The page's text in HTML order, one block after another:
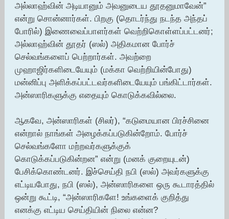
அல்லாஹ்வின் அடியானும் அவனுடைய தூதனுமாவேன்”
என்று சொன்னார்கள். பிறகு (தொடர்ந்து நடந்த அந்தப்
போரில்) இணைவைப்பாளர்கள் வெற்றிகொள்ளப்பட்டனர்;
அல்லாஹ்வின் தூதர் (ஸல்) அதிகமான போர்ச்
செல்வங்களைப் பெற்றார்கள். அவற்றை
முஹாஜிர்களிடையேயும் (மக்கா வெற்றியின்போது)
மன்னிப்பு அளிக்கப்பட்டவர்களிடையேயும் பங்கிட்டார்கள்.
அன்ஸாரிகளுக்கு எதையும் கொடுக்கவில்லை.
ஆகவே, அன்ஸாரிகள் (சிலர்), “கடுமையான பிரச்சினை
என்றால் நாங்கள் அழைக்கப்படுகின்றோம். போர்ச்
செல்வங்களோ மற்றவர்களுக்குக்
கொடுக்கப்படுகின்றன” என்று (மனக் குறையுடன்)
பேசிக்கொண்டனர். இச்செய்தி நபி (ஸல்) அவர்களுக்கு
எட்டியபோது, நபி (ஸல்), அன்ஸாரிகளை ஒரு கூடாரத்தில்
ஒன்று கூட்டி, “அன்ஸாரிகளே! உங்களைக் குறித்து
எனக்கு எட்டிய செய்தியின் நிலை என்ன?